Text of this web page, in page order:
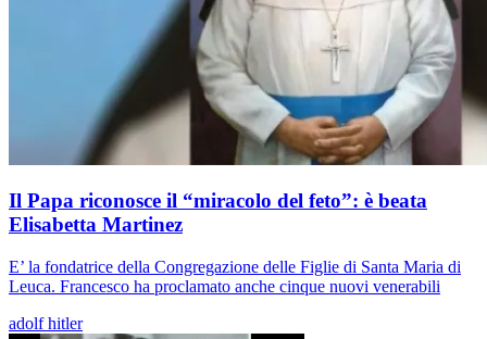
Il Papa riconosce il “miracolo del feto”: è beata
Elisabetta Martinez
E’ la fondatrice della Congregazione delle Figlie di Santa Maria di
Leuca. Francesco ha proclamato anche cinque nuovi venerabili
adolf hitler